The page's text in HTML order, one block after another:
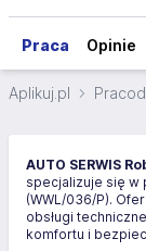
Praca Opinie
Aplikuj.pl
AUTO SERWIS
specjalizuje się w
(WWL/036/P).
obsługi
komfortu i